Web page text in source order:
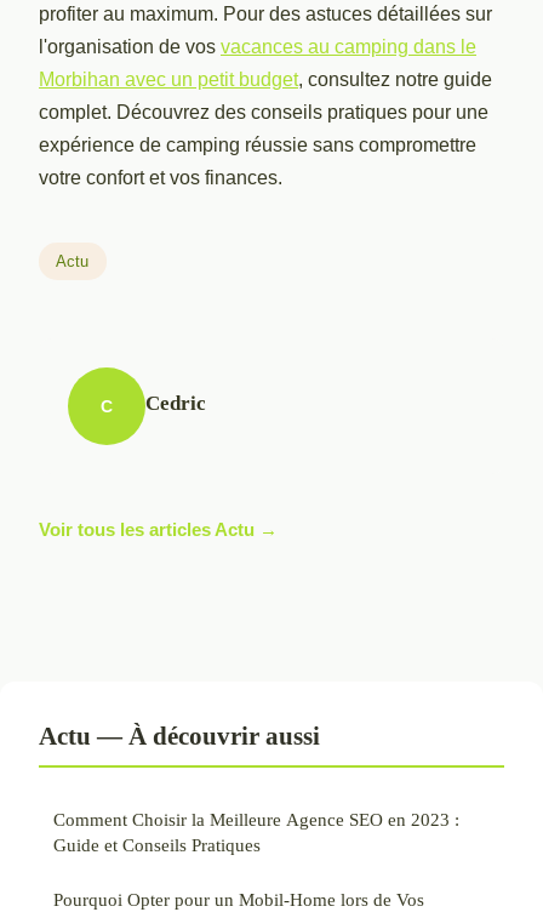
profiter au maximum. Pour des astuces détaillées sur
l'organisation de vos vacances au camping dans le
Morbihan avec un petit budget, consultez notre guide
complet. Découvrez des conseils pratiques pour une
expérience de camping réussie sans compromettre
votre confort et vos finances.
Actu
C Cedric
Voir tous les articles Actu →
Actu — À découvrir aussi
Comment Choisir la Meilleure Agence SEO en 2023 :
Guide et Conseils Pratiques
Pourquoi Opter pour un Mobil-Home lors de Vos